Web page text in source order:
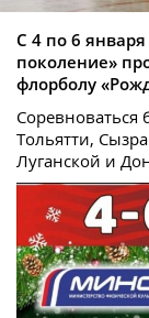
С 4 по 6
поколение»
флорболу
Соревноваться
Тольятти,
Луганской и